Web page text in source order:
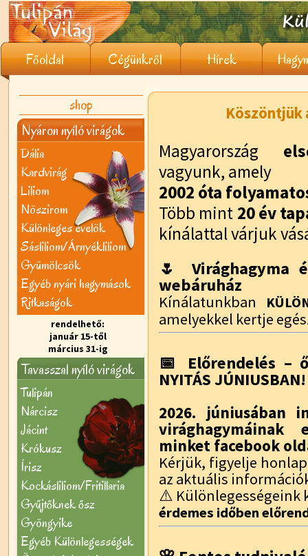
Főoldal Cégünkről Hírek
shop
Nyáron nyíló virágok
Dália
Kardvirág
Liliom
Nõszirom
Különleges évelõk
Sásliliom/Árnyékliliom
Gyümölcsök
Egyéb nyári hagymások
Ritkaságok
rendelhető:
január 15-től
március 31-ig
Tavasszal nyíló virágok
Tulipán
Nárcisz
Jácint
Krókusz
Írisz
Kockásliliom/Fritillaria
Gyűjtőknek ősz
Gyöngyike
Egyéb Különlegességek
Köszöntjük
Magyarország
vagyunk, amely
2002 óta
Több mint 20 év
kínálattal várjuk
🌷 Virághagyma
webáruház
Kínálatunkban
amelyekkel kertje
📅 Előrendelés –
NYITÁS JÚNIUSBAN!
2026. júniusában
virághagymáinak
minket facebook
Kérjük, figyelje
az aktuális
⚠️ Különlegességeink
érdemes időben